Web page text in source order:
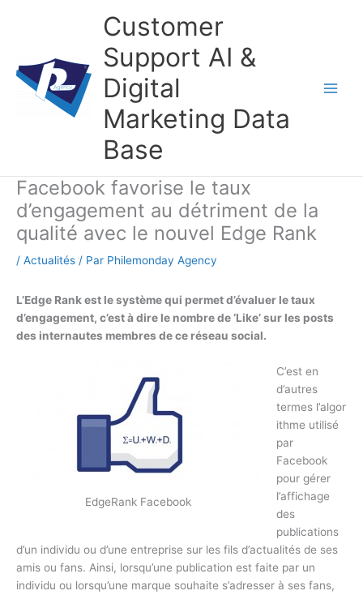
Customer
Support AI &
Digital
Marketing Data
Base
Facebook favorise le taux
d’engagement au détriment de la
qualité avec le nouvel Edge Rank
/ Actualités / Par Philemonday Agency
L’Edge Rank est le système qui permet d’évaluer le taux
d’engagement, c’est à dire le nombre de ‘Like’ sur les posts
des internautes membres de ce réseau social.
EdgeRank Facebook
C’est en
d’autres
termes l’algor
ithme utilisé
par
Facebook
pour gérer
l’affichage
des
publications
d’un individu ou d’une entreprise sur les fils d’actualités de ses
amis ou fans. Ainsi, lorsqu’une publication est faite par un
individu ou lorsqu’une marque souhaite s’adresser à ses fans,